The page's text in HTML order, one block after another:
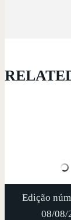
Edição
08/08/